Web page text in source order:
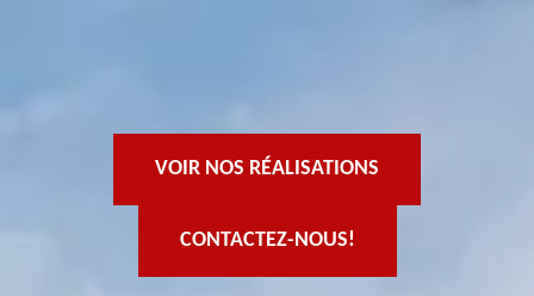
VOIR NOS RÉALISATIONS
CONTACTEZ-NOUS!